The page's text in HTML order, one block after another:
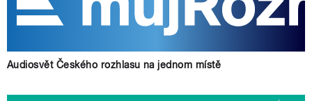
Audiosvět Českého rozhlasu na jednom místě